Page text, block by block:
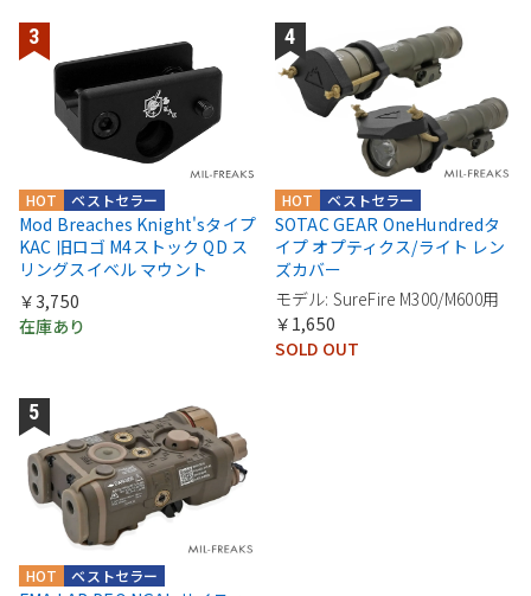
ベストセラー
HOT
Mod Breaches Knight'sタイプ
KAC 旧ロゴ M4ストック QD ス
リングスイベル マウント
￥3,750
在庫あり
ベストセラー
HOT
SOTAC GEAR OneHundredタ
イプ オプティクス/ライト レン
ズカバー
モデル: SureFire M300/M600用
￥1,650
SOLD OUT
ベストセラー
HOT